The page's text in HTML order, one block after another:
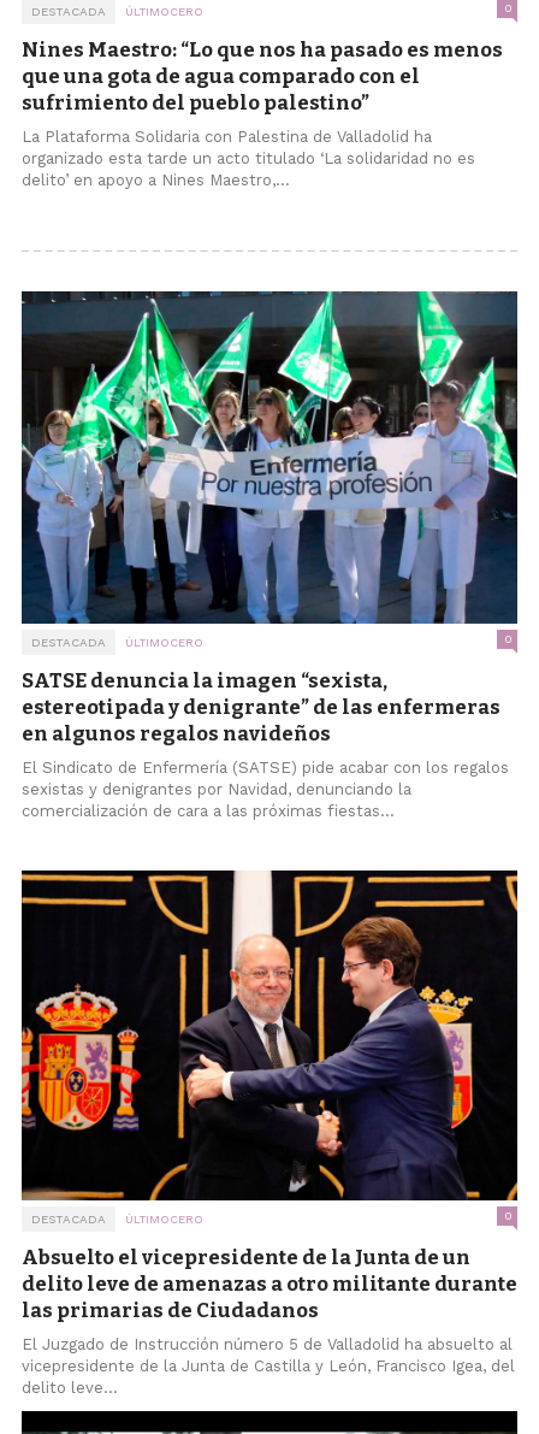
DESTACADA ÚLTIMOCERO 0
Nines Maestro: “Lo que nos ha pasado es menos
que una gota de agua comparado con el
sufrimiento del pueblo palestino”
La Plataforma Solidaria con Palestina de Valladolid ha
organizado esta tarde un acto titulado ‘La solidaridad no es
delito’ en apoyo a Nines Maestro,...
DESTACADA ÚLTIMOCERO 0
SATSE denuncia la imagen “sexista,
estereotipada y denigrante” de las enfermeras
en algunos regalos navideños
El Sindicato de Enfermería (SATSE) pide acabar con los regalos
sexistas y denigrantes por Navidad, denunciando la
comercialización de cara a las próximas fiestas...
DESTACADA ÚLTIMOCERO 0
Absuelto el vicepresidente de la Junta de un
delito leve de amenazas a otro militante durante
las primarias de Ciudadanos
El Juzgado de Instrucción número 5 de Valladolid ha absuelto al
vicepresidente de la Junta de Castilla y León, Francisco Igea, del
delito leve...